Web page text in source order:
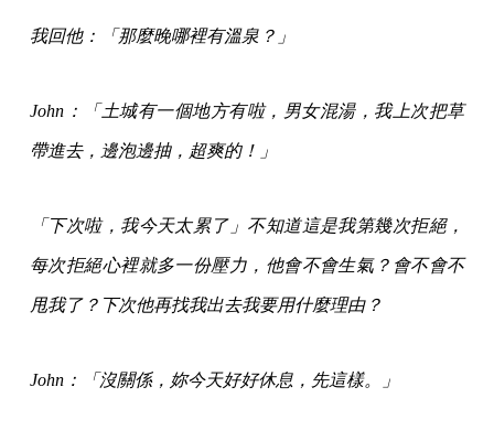
我回他：「那麼晚哪裡有溫泉？」
John：「土城有一個地方有啦，男女混湯，我上次把草
帶進去，邊泡邊抽，超爽的！」
「下次啦，我今天太累了」不知道這是我第幾次拒絕，
每次拒絕心裡就多一份壓力，他會不會生氣？會不會不
甩我了？下次他再找我出去我要用什麼理由？
John：「沒關係，妳今天好好休息，先這樣。」